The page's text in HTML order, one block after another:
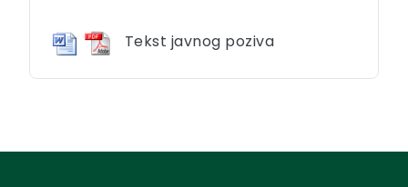
Tekst javnog poziva